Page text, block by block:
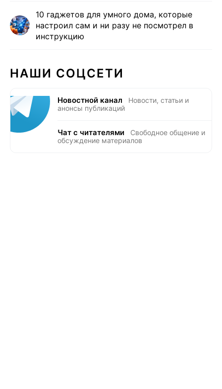
10 гаджетов для умного дома, которые
настроил сам и ни разу не посмотрел в
инструкцию
НАШИ СОЦСЕТИ
Новостной канал
Новости, статьи и
анонсы публикаций
Чат с читателями
Свободное общение и
обсуждение материалов